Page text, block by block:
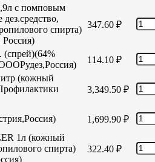
с помповым
спирта) 347.60 ₽
114.10 ₽
(кожный
3,349.50 ₽
1,699.90 ₽
1л (кожный
спирта)
322.40 ₽